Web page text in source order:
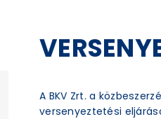
A BKV Zrt. a
versenyeztetési